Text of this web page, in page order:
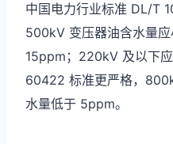
中国电力行业标准 DL/T
500kV 变压器油含水量
15ppm；220kV 及以下
60422 标准更严格，
水量低于 5ppm。